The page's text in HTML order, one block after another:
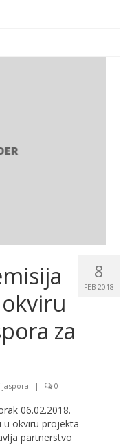
8
FEB 2018
za
| 0
06.02.2018.
u okviru projekta
partnerstvo